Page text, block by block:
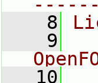
    8
    9
   10